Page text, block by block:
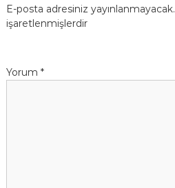
E-posta adresiniz yayınlanmayacak.
işaretlenmişlerdir
Yorum *